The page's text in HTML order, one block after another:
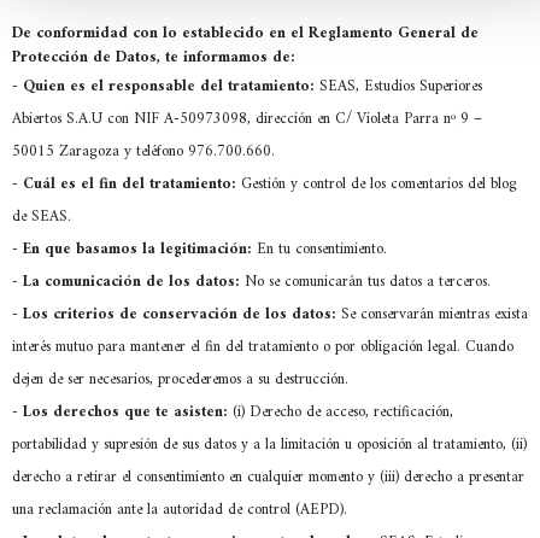
De conformidad con lo establecido en el Reglamento General de
Protección de Datos, te informamos de:
- Quien es el responsable del tratamiento: SEAS, Estudios Superiores
Abiertos S.A.U con NIF A-50973098, dirección en C/ Violeta Parra nº 9 –
50015 Zaragoza y teléfono 976.700.660.
- Cuál es el fin del tratamiento: Gestión y control de los comentarios del blog
de SEAS.
- En que basamos la legitimación: En tu consentimiento.
- La comunicación de los datos: No se comunicarán tus datos a terceros.
- Los criterios de conservación de los datos: Se conservarán mientras exista
interés mutuo para mantener el fin del tratamiento o por obligación legal. Cuando
dejen de ser necesarios, procederemos a su destrucción.
- Los derechos que te asisten: (i) Derecho de acceso, rectificación,
portabilidad y supresión de sus datos y a la limitación u oposición al tratamiento, (ii)
derecho a retirar el consentimiento en cualquier momento y (iii) derecho a presentar
una reclamación ante la autoridad de control (AEPD).